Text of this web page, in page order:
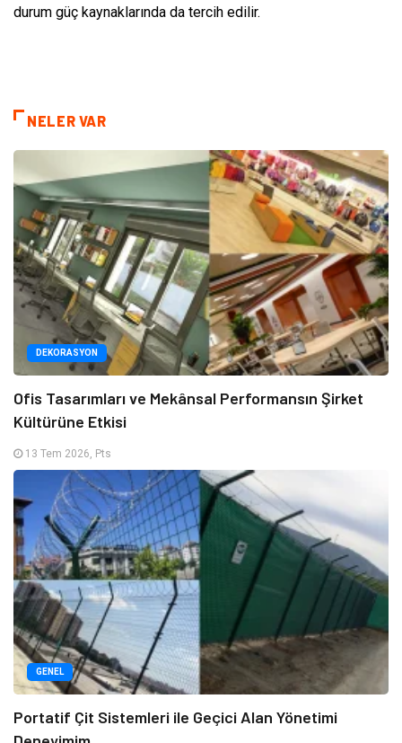
durum güç kaynaklarında da tercih edilir.
NELER VAR
DEKORASYON
Ofis Tasarımları ve Mekânsal Performansın Şirket
Kültürüne Etkisi
13 Tem 2026, Pts
GENEL
Portatif Çit Sistemleri ile Geçici Alan Yönetimi